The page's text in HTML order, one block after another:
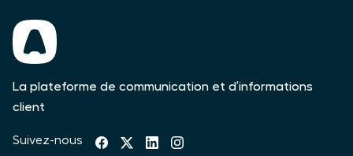
La plateforme de communication et d’informations
client
Suivez-nous